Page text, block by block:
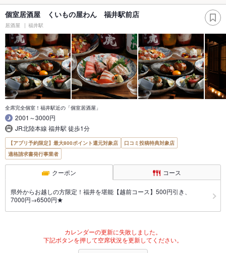
個室居酒屋 くいもの屋わん 福井駅前店
居酒屋 福井駅
全席完全個室！福井駅近の「個室居酒屋」
2001～3000円
JR北陸本線 福井駅 徒歩1分
【アプリ予約限定】最大800ポイント還元対象店
口コミ投稿特典対象店
適格請求書発行事業者
クーポン コース
県外からお越しの方限定！福井を堪能【越前コース】500円引き、
7000円→6500円★
カレンダーの更新に失敗しました。
下記ボタンを押して空席状況を更新してください。